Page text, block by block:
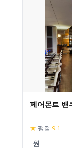
페어몬트 밴
★ 평점 9.1